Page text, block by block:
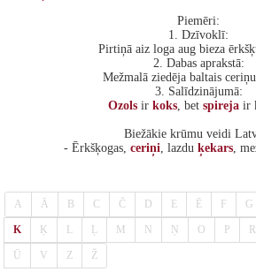
Piemēri:
1. Dzīvoklī:
Pirtiņā aiz loga aug bieza
2. Dabas aprakstā:
Mežmalā ziedēja baltais
3. Salīdzinājumā:
Ozols ir koks, bet spireja ir
Biežākie krūmu veidi
- Ērkšķogas, ceriņi, lazdu ķekars,
A Ā B C Č D E Ē F G
K Ķ L Ļ M N Ņ O P R
Ū V Z Ž